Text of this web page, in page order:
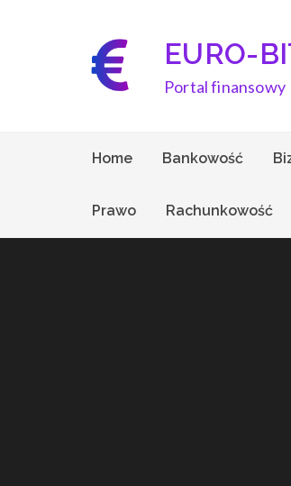
EURO-
Portal finansowy
Home Bankowość
Prawo Rachunkowość